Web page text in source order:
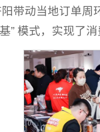
带动当地订单
” 模式，实现了